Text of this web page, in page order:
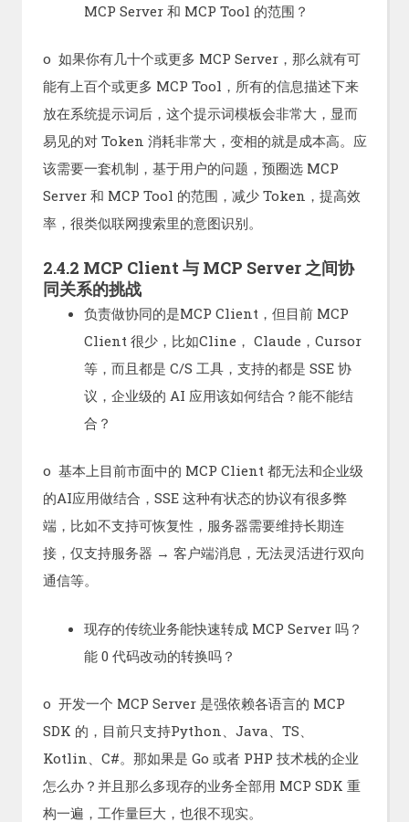
MCP Server 和 MCP Tool 的范围？
o 如果你有几十个或更多 MCP Server，那么就有可
能有上百个或更多 MCP Tool，所有的信息描述下来
放在系统提示词后，这个提示词模板会非常大，显而
易见的对 Token 消耗非常大，变相的就是成本高。应
该需要一套机制，基于用户的问题，预圈选 MCP
Server 和 MCP Tool 的范围，减少 Token，提高效
率，很类似联网搜索里的意图识别。
2.4.2 MCP Client 与 MCP Server 之间协
同关系的挑战
负责做协同的是MCP Client，但目前 MCP
Client 很少，比如Cline， Claude，Cursor
等，而且都是 C/S 工具，支持的都是 SSE 协
议，企业级的 AI 应用该如何结合？能不能结
合？
o 基本上目前市面中的 MCP Client 都无法和企业级
的AI应用做结合，SSE 这种有状态的协议有很多弊
端，比如不支持可恢复性，服务器需要维持长期连
接，仅支持服务器 → 客户端消息，无法灵活进行双向
通信等。
现存的传统业务能快速转成 MCP Server 吗？
能 0 代码改动的转换吗？
o 开发一个 MCP Server 是强依赖各语言的 MCP
SDK 的，目前只支持Python、Java、TS、
Kotlin、C#。那如果是 Go 或者 PHP 技术栈的企业
怎么办？并且那么多现存的业务全部用 MCP SDK 重
构一遍，工作量巨大，也很不现实。